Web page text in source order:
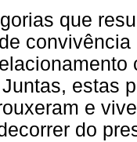
que
estas
e
do